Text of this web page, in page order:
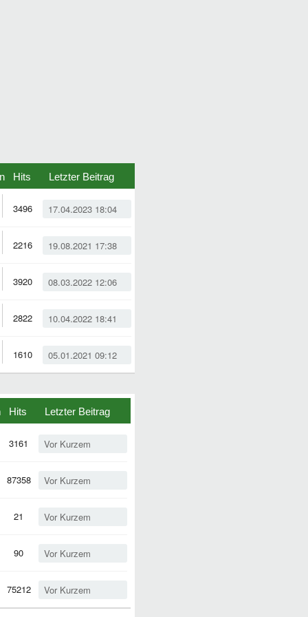
Hits Letzter Beitrag
17.04.2023 18:04
3496
19.08.2021 17:38
2216
08.03.2022 12:06
3920
10.04.2022 18:41
2822
05.01.2021 09:12
1610
Hits Letzter Beitrag
Vor Kurzem
3161
Vor Kurzem
87358
Vor Kurzem
21
Vor Kurzem
90
Vor Kurzem
75212